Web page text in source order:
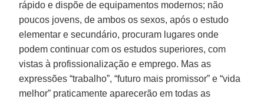
rápido e dispõe de equipamentos modernos; não
poucos jovens, de ambos os sexos, após o estudo
elementar e secundário, procuram lugares onde
podem continuar com os estudos superiores, com
vistas à profissionalização e emprego. Mas as
expressões “trabalho”, “futuro mais promissor” e “vida
melhor” praticamente aparecerão em todas as